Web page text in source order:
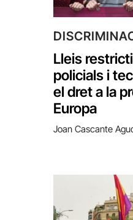
Lleis
policials i
el dret a la
Europa
Joan Cascante